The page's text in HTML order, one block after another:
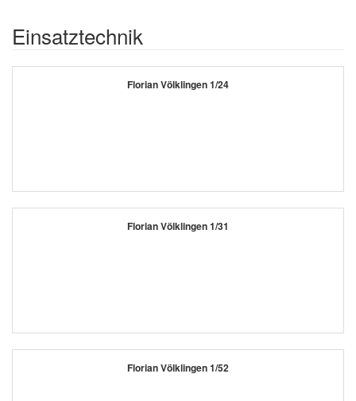
Einsatztechnik
Florian Völklingen 1/24
Florian Völklingen 1/31
Florian Völklingen 1/52